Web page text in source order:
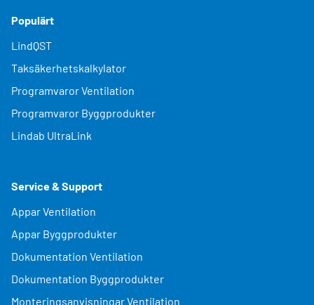
Populärt
LindQST
Taksäkerhetskalkylator
Programvaror Ventilation
Programvaror Byggprodukter
Lindab UltraLink
Service & Support
Appar Ventilation
Appar Byggprodukter
Dokumentation Ventilation
Dokumentation Byggprodukter
Monteringsanvisningar Ventilation